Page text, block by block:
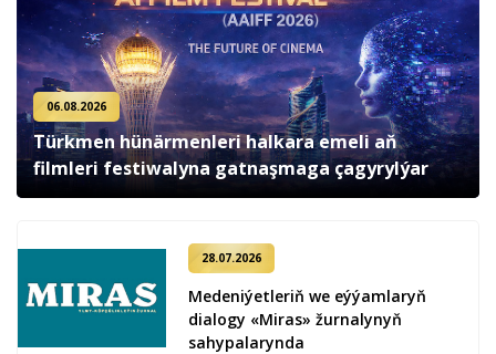
06.08.2026
Türkmen hünärmenleri halkara emeli aň
filmleri festiwalyna gatnaşmaga çagyrylýar
28.07.2026
Medeniýetleriň we eýýamlaryň
dialogy «Miras» žurnalynyň
sahypalarynda